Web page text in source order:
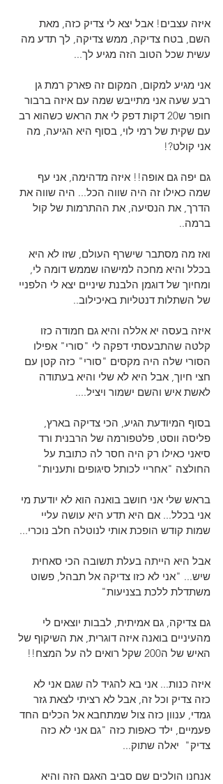
איזה עצבים! אבל יצא לי צדיק כזה, מאת
השם, בטח צדיקה, ממש צדיקה, לך תדע מה
עשית שכל הטוב הזה מגיע לך...
אני מגיע למקום, המקום זה פארק רמת גן
רבע שעה אני מתייבש שמה עם איזה ברבור
חופר ש20 דקות דפק לי את הראש כשהוא רב
עם שקית של רמי לוי, בסוף היא הגיעה, מה
אני קולט?!
גם יפה גם אופה!! איזה מדהימה, אני עף
שמה כאילו זה היה שווה הכל... היה שווה את
הדרך, את הנסיעה, את ההתרמות של קול
ברמה..
ואז מה מסתבר שישרף העולם, שזו לא היא
בכלל והיא מחכה למישהו שממש דומה לי,
ומחיוך של דוגמן הלבנת שיניים יצא לי הלפניי
של השתלות דנטליות באיכילוב..
איזה בעסה יא אללה והיא גם חמודה כזו
קלטה שהתבעסתי דפקה לי "סורי" אפילו
הסורי שלה היה מקסים "סורי" כזה קטן עם
חצי חיוך, אבל היא לא שלי והיא בעתודה
לאשת איש והשם ישמור ויציל....
בסוף המיודעת הגיע, הכי צדיקה בארץ,
פליסה ווסט, פלטפורמה של הרבנית ורד
סיאני כאילו רק היה חסר לה כתובת על
החולצה "אחריי לכותל סיגופים ותעניות"
בראש שלי אני חושב בואנה הוא לא יודעת מי
אני בכלל... אם היא תדע היא עושה עליי
שמות קודש הופכת אותי לנוטלה חלב נוכרי...
אבל היא הייתה בעלת תשובה הכי סאחית
שיש... "אני לא כזו צדיקה אל תבהל, פשוט
משתדלת ללכת בצניעות"
גם צדיקה, גם אמיתית, לבבות יוצאים לי
מהעיניים בואנה איזה דוגרית, את השיקוף של
האיש של ה200 שקל רואים לה על המצח!!
איזה כנות... אני בא להגיד לה שגם אני לא
כזה צדיק וכל זה, אבל לא רציתי לצאת גזר
גמדי, ענוון כזה צול שמתחבא אל הכלים החד
פעמיים, ילד כאפות כזה "גם אני לא כזה
צדיק"  יאלה שתוק...
אנחנו הולכים שם סביב האגם הזה והיא